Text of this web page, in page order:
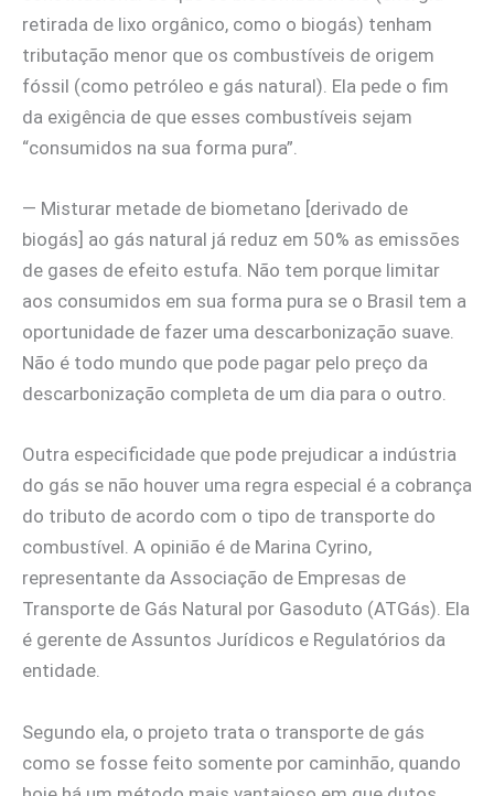
retirada de lixo orgânico, como o biogás) tenham
tributação menor que os combustíveis de origem
fóssil (como petróleo e gás natural). Ela pede o fim
da exigência de que esses combustíveis sejam
“consumidos na sua forma pura”.
— Misturar metade de biometano [derivado de
biogás] ao gás natural já reduz em 50% as emissões
de gases de efeito estufa. Não tem porque limitar
aos consumidos em sua forma pura se o Brasil tem a
oportunidade de fazer uma descarbonização suave.
Não é todo mundo que pode pagar pelo preço da
descarbonização completa de um dia para o outro.
Outra especificidade que pode prejudicar a indústria
do gás se não houver uma regra especial é a cobrança
do tributo de acordo com o tipo de transporte do
combustível. A opinião é de Marina Cyrino,
representante da Associação de Empresas de
Transporte de Gás Natural por Gasoduto (ATGás). Ela
é gerente de Assuntos Jurídicos e Regulatórios da
entidade.
Segundo ela, o projeto trata o transporte de gás
como se fosse feito somente por caminhão, quando